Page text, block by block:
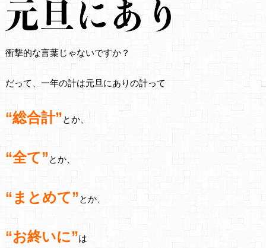
衝撃的な言葉じゃないですか？
だって、一年の計は元旦にありの計って
“総合計”とか、
“全て”とか、
“まとめて”とか、
“お終いに”は